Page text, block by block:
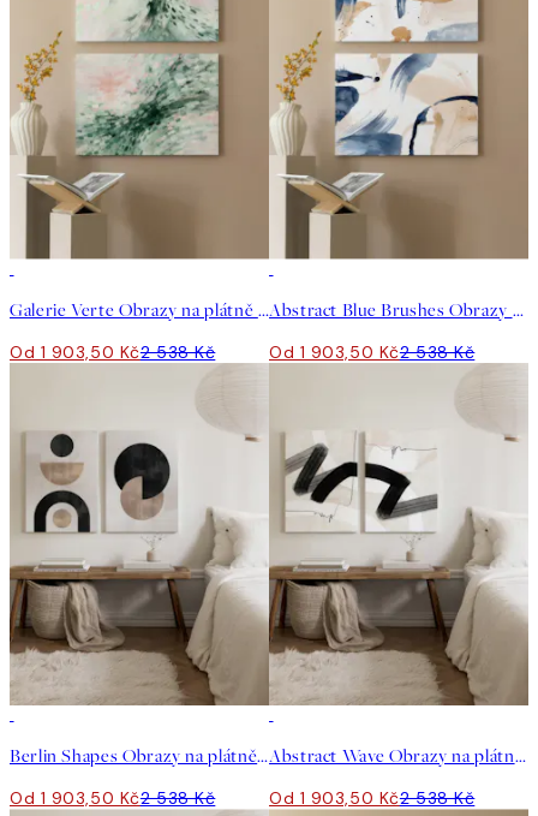
Galerie Verte Obrazy na plátně Duo
Od 1 903,50 Kč2 538 Kč
Abstract Blue Brushes Obrazy na plátně Duo
Od 1 903,50 Kč2 538 Kč
Berlin Shapes Obrazy na plátně Duo
Od 1 903,50 Kč2 538 Kč
Abstract Wave Obrazy na plátně Duo
Od 1 903,50 Kč2 538 Kč